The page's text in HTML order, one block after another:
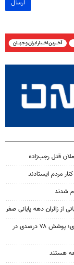
ارسال
قتل رجب‌زاده
مردم ایستادند
از زائران دهه پایانی صفر
رشد نسبت پشتیبانی تأمین اجتماعی در مرکزی؛ پوشش ۷۸ درصدی در
هستند